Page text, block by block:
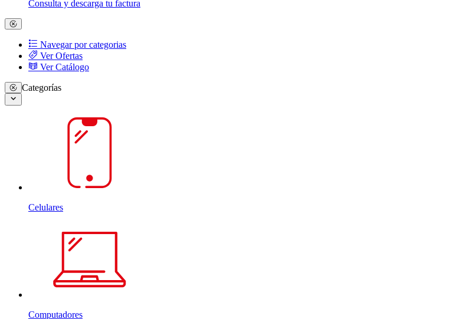
Consulta y descarga tu factura
Navegar por categorias
Ver Ofertas
Ver Catálogo
Categorías
Celulares
Computadores